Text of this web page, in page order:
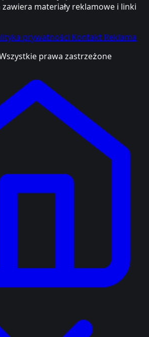
materiały reklamowe i linki
prywatności Kontakt Reklama
prawa zastrzeżone